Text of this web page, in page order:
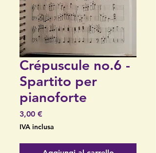
Crépuscule no.6 -
Spartito per
pianoforte
3,00 €
IVA inclusa